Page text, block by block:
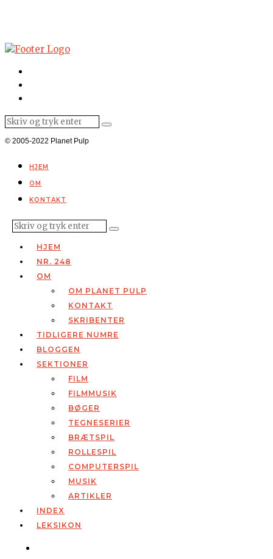
© 2005-2022 Planet Pulp
HJEM
OM
KONTAKT
HJEM
NR. 248
OM
OM PLANET PULP
KONTAKT
SKRIBENTER
TIDLIGERE NUMRE
BLOGGEN
SEKTIONER
FILM
FILMMUSIK
BØGER
TEGNESERIER
BRÆTSPIL
ROLLESPIL
COMPUTERSPIL
MUSIK
ARTIKLER
INDEX
LEKSIKON